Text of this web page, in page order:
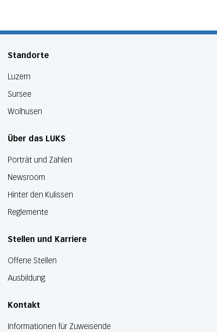
Standorte
Luzern
Sursee
Wolhusen
Über das LUKS
Porträt und Zahlen
Newsroom
Hinter den Kulissen
Reglemente
Stellen und Karriere
Offene Stellen
Ausbildung
Kontakt
Informationen für Zuweisende